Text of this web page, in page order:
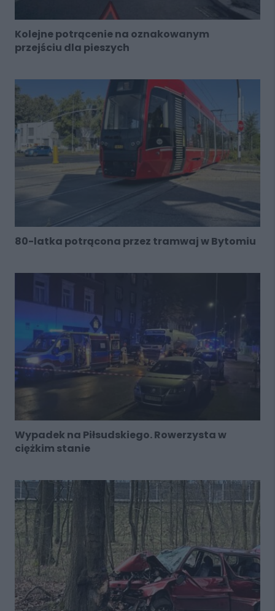
Kolejne potrącenie na oznakowanym
przejściu dla pieszych
80-latka potrącona przez tramwaj w Bytomiu
Wypadek na Piłsudskiego. Rowerzysta w
ciężkim stanie